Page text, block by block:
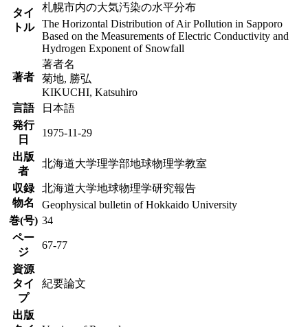
タイ
トル
札幌市内の大気汚染の水平分布
The Horizontal Distribution of Air Pollution in Sapporo
Based on the Measurements of Electric Conductivity and
Hydrogen Exponent of Snowfall
著者
著者名
菊地, 勝弘
KIKUCHI, Katsuhiro
言語
日本語
発行
日
1975-11-29
出版
者
北海道大学理学部地球物理学教室
収録
物名
北海道大学地球物理学研究報告
Geophysical bulletin of Hokkaido University
巻(号) 34
ペー
ジ
67-77
資源
タイ
プ
紀要論文
出版